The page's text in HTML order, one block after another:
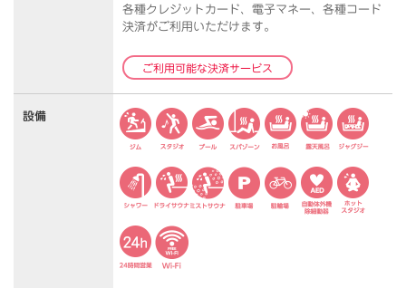
各種クレジットカード、電子マネー、各種コード
決済がご利用いただけます。
ご利用可能な決済サービス
設備